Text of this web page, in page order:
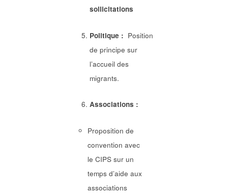
sollicitations
Politique : Position
de principe sur
l’accueil des
migrants.
Associations :
Proposition de
convention avec
le CIPS sur un
temps d’aide aux
associations